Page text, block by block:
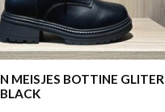
MEISJES BOTTINE GLITER